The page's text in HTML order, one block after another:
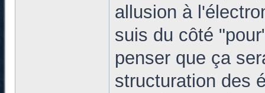
allusion à
suis du côté
penser que ça
structuration des